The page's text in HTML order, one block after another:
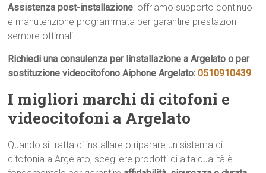
Assistenza post-installazione: offriamo supporto continuo
e manutenzione programmata per garantire prestazioni
sempre ottimali.
Richiedi una consulenza per linstallazione a Argelato o per
sostituzione videocitofono Aiphone Argelato: 0510910439
I migliori marchi di citofoni e
videocitofoni a Argelato
Quando si tratta di installare o riparare un sistema di
citofonia a Argelato, scegliere prodotti di alta qualità è